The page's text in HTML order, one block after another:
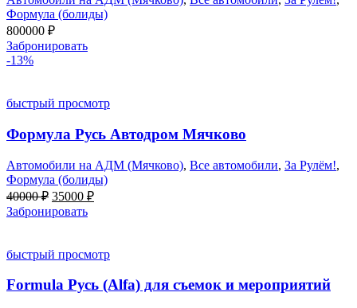
Формула (болиды)
800000 ₽
Забронировать
-13%
быстрый просмотр
Формула Русь Автодром Мячково
Автомобили на АДМ (Мячково), Все автомобили, За Рулём!,
Формула (болиды)
40000₽ Первоначальная
цена
составляла
35000 ₽Текущая
Забронировать
быстрый просмотр
Formula Русь (Alfa) для съемок и мероприятий